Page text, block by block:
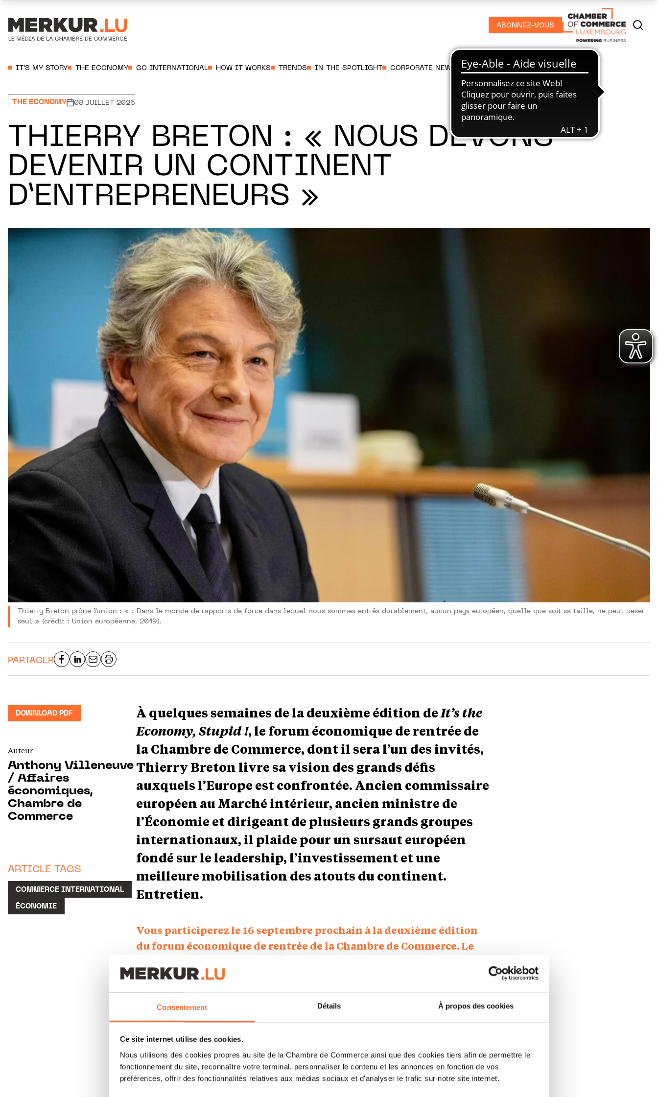
Consentement Détails À propos des cookies
Ce site internet utilise des cookies.
Nous utilisons des cookies propres au site de la Chambre de Commerce ainsi que des cookies tiers afin de permettre le
fonctionnement du site, reconnaître votre terminal, personnaliser le contenu et les annonces en fonction de vos
préférences, offrir des fonctionnalités relatives aux médias sociaux et d'analyser le trafic sur notre site internet.
ABONNEZ-VOUS
IT’S MY STORY THE ECONOMY GO INTERNATIONAL HOW IT WORKS TRENDS IN THE SPOTLIGHT CORPORATE NEWS PODCASTS
THE ECONOMY 08 JUILLET 2026
THIERRY BRETON : « NOUS DEVONS
DEVENIR UN CONTINENT
D’ENTREPRENEURS »
Thierry Breton prône l'union : « : Dans le monde de rapports de force dans lequel nous sommes entrés durablement, aucun pays européen, quelle que soit sa taille, ne peut peser
seul » (crédit : Union européenne, 2019).
PARTAGER
DOWNLOAD PDF
Auteur
Anthony Villeneuve
/ Affaires
économiques,
Chambre de
Commerce
ARTICLE TAGS
COMMERCE INTERNATIONAL
ÉCONOMIE
À quelques semaines de la deuxième édition deIt’s the
Economy, Stupid !, le forum économique de rentrée de
la Chambre de Commerce, dont il sera l’un des invités,
Thierry Breton livre sa vision des grands défis
auxquels l’Europe est confrontée. Ancien commissaire
européen au Marché intérieur, ancien ministre de
l’Économie et dirigeant de plusieurs grands groupes
internationaux, il plaide pour un sursaut européen
fondé sur le leadership, l’investissement et une
meilleure mobilisation des atouts du continent.
Entretien.
Vous participerez le 16 septembre prochain à la deuxième édition
du forum économique de rentrée de la Chambre de Commerce. Le
Est-il encore possible de réformer ? » Spontanément, que répondez-
vous à cette question ?
Je répondrai d’abord que la vie, c’est réformer. Aucune organisation n’est figée. On
possible d’adapter son entreprise ? Encore heureux ! C’est la vie ! J’ai fait trente-
cinq budgets dans ma vie. Je n’en ai pas fait un seul comme j’avais prévu de le faire.
C’est cela, la vie des entreprises. C’est aussi ce que j’ai vécu lorsque j’étais ministre